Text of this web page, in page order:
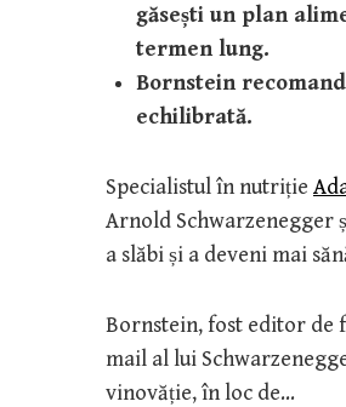
găsești un plan
termen lung.
Bornstein
echilibrată.
Specialistul în nutriție
Arnold Schwarzenegger
a slăbi și a deveni mai
Bornstein, fost editor de
mail al lui
vinovăție, în loc de…